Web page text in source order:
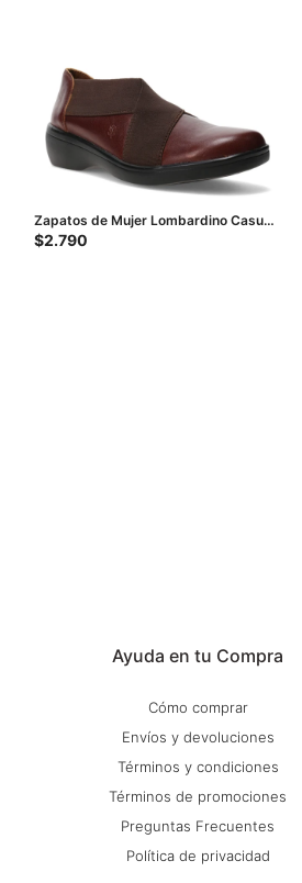
Zapatos de Mujer Lombardino Casual
Poly - Marrón Coñac
$2.790
Ayuda en tu Compra
Cómo comprar
Envíos y devoluciones
Términos y condiciones
Términos de promociones
Preguntas Frecuentes
Política de privacidad